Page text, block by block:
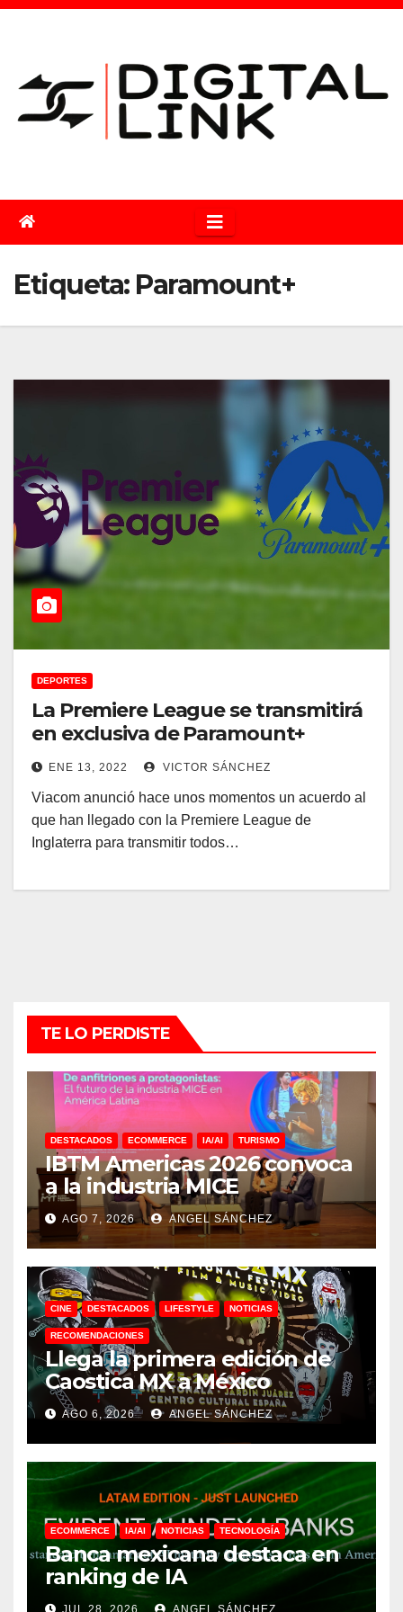
Saltar
Etiqueta: Paramount+
DEPORTES
La Premiere League se transmitirá
en exclusiva de Paramount+
ENE 13, 2022 VICTOR SÁNCHEZ
Viacom anunció hace unos momentos un acuerdo al
que han llegado con la Premiere League de
Inglaterra para transmitir todos…
TE LO PERDISTE
DESTACADOS ECOMMERCE IA/AI TURISMO
IBTM Americas 2026 convoca
a la industria MICE
AGO 7, 2026 ANGEL SÁNCHEZ
CINE DESTACADOS LIFESTYLE NOTICIAS
RECOMENDACIONES
Llega la primera edición de
Caostica MX a México
AGO 6, 2026 ANGEL SÁNCHEZ
ECOMMERCE IA/AI NOTICIAS TECNOLOGÍA
Banca mexicana destaca en
ranking de IA
JUL 28, 2026 ANGEL SÁNCHEZ